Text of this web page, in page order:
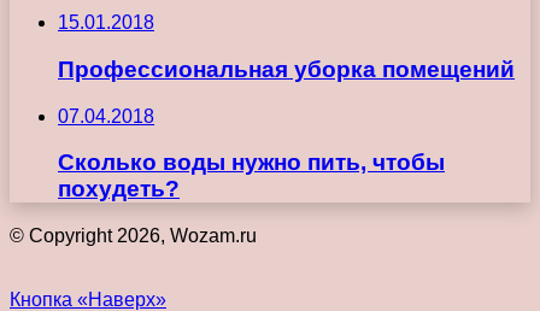
15.01.2018
Профессиональная уборка помещений
07.04.2018
Сколько воды нужно пить, чтобы
похудеть?
© Copyright 2026, Wozam.ru
Кнопка «Наверх»